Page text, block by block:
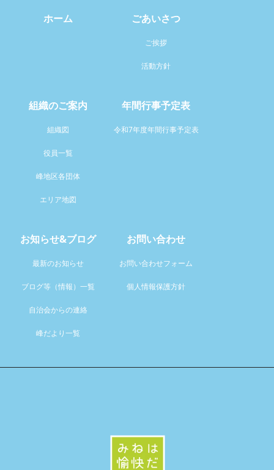
ホーム ごあいさつ
ご挨拶
活動方針
組織のご案内
組織図
役員一覧
峰地区各団体
エリア地図
年間行事予定表
令和7年度年間行事予定表
お知らせ&ブログ
最新のお知らせ
ブログ等（情報）一覧
自治会からの連絡
峰だより一覧
お問い合わせ
お問い合わせフォーム
個人情報保護方針